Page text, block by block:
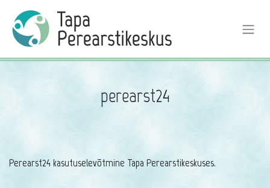
perearst24
Perearst24 kasutuselevõtmine Tapa Perearstikeskuses.